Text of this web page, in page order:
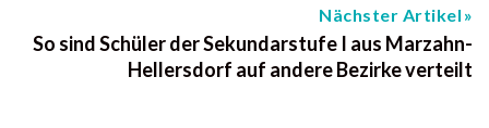
Nächster Artikel
So sind Schüler der Sekundarstufe I aus Marzahn-
Hellersdorf auf andere Bezirke verteilt